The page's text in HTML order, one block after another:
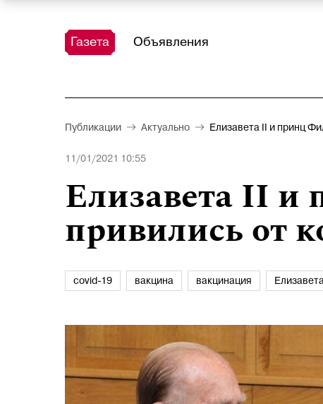
Газета Объявления
Публикации Актуально Елизавета II и принц
11/01/2021 10:55
Елизавета II
привились от
covid-19 вакцина вакцинация